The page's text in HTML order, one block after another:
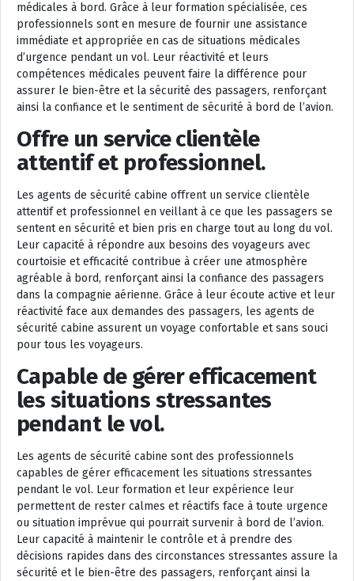
médicales à bord. Grâce à leur formation spécialisée, ces
professionnels sont en mesure de fournir une assistance
immédiate et appropriée en cas de situations médicales
d’urgence pendant un vol. Leur réactivité et leurs
compétences médicales peuvent faire la différence pour
assurer le bien-être et la sécurité des passagers, renforçant
ainsi la confiance et le sentiment de sécurité à bord de l’avion.
Offre un service clientèle
attentif et professionnel.
Les agents de sécurité cabine offrent un service clientèle
attentif et professionnel en veillant à ce que les passagers se
sentent en sécurité et bien pris en charge tout au long du vol.
Leur capacité à répondre aux besoins des voyageurs avec
courtoisie et efficacité contribue à créer une atmosphère
agréable à bord, renforçant ainsi la confiance des passagers
dans la compagnie aérienne. Grâce à leur écoute active et leur
réactivité face aux demandes des passagers, les agents de
sécurité cabine assurent un voyage confortable et sans souci
pour tous les voyageurs.
Capable de gérer efficacement
les situations stressantes
pendant le vol.
Les agents de sécurité cabine sont des professionnels
capables de gérer efficacement les situations stressantes
pendant le vol. Leur formation et leur expérience leur
permettent de rester calmes et réactifs face à toute urgence
ou situation imprévue qui pourrait survenir à bord de l’avion.
Leur capacité à maintenir le contrôle et à prendre des
décisions rapides dans des circonstances stressantes assure la
sécurité et le bien-être des passagers, renforçant ainsi la